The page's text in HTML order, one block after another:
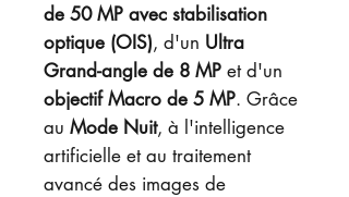
de 50 MP avec stabilisation
optique (OIS), d'un Ultra
Grand-angle de 8 MP et d'un
objectif Macro de 5 MP. Grâce
au Mode Nuit, à l'intelligence
artificielle et au traitement
avancé des images de